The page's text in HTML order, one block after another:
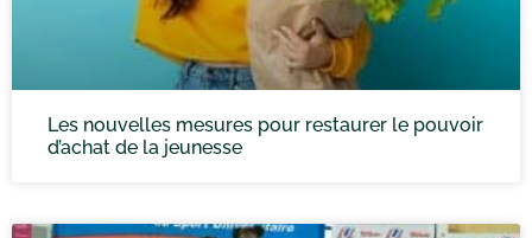
Les nouvelles mesures pour restaurer le pouvoir
d’achat de la jeunesse